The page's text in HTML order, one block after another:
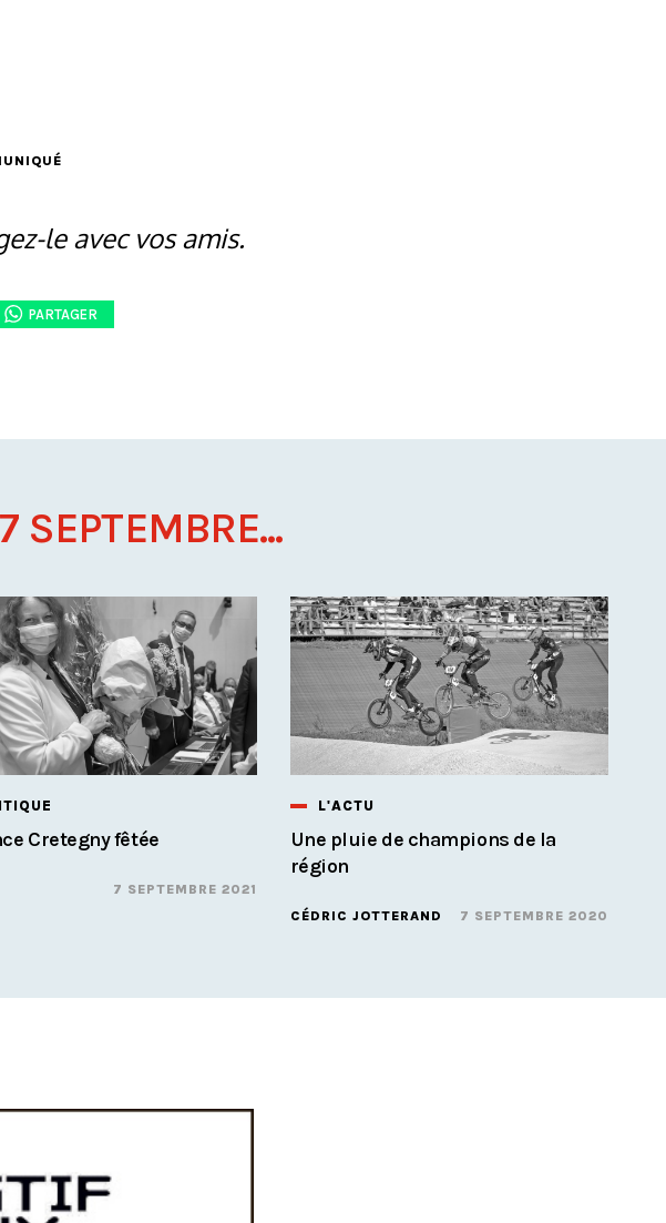
le avec vos amis.
PARTAGER
SEPTEMBRE...
Cretegny fêtée
7 SEPTEMBRE 2021
L'ACTU
Une pluie de champions de la
région
CÉDRIC JOTTERAND 7 SEPTEMBRE 2020